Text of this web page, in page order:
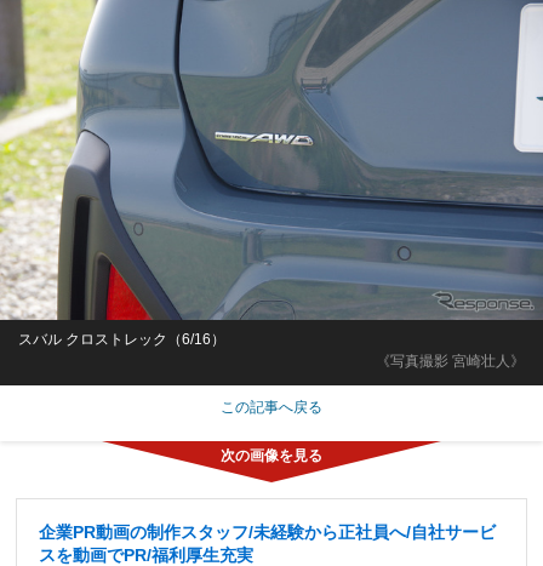
《写真撮影 宮崎壮人》
スバル クロストレック（6/16）
この記事へ戻る
企業PR動画の制作スタッフ/未経験から正社員へ/自社サービ
スを動画でPR/福利厚生充実